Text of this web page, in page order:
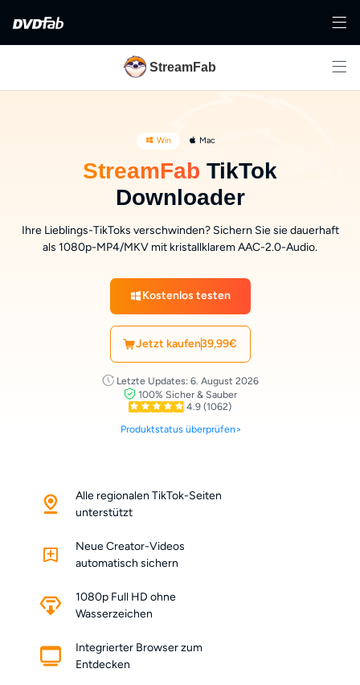
StreamFab
Win Mac
StreamFab TikTok
Downloader
Ihre Lieblings-TikToks verschwinden? Sichern Sie sie dauerhaft
als 1080p-MP4/MKV mit kristallklarem AAC-2.0-Audio.
Kostenlos testen
Jetzt kaufen39,99€
Letzte Updates: 6. August 2026
100% Sicher & Sauber
4.9 (1062)
Produktstatus überprüfen>
Alle regionalen TikTok-Seiten
unterstützt
Neue Creator-Videos
automatisch sichern
1080p Full HD ohne
Wasserzeichen
Integrierter Browser zum
Entdecken